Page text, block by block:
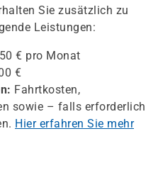
Sie zusätzlich zu
Leistungen:
€ pro Monat
€
Fahrtkosten,
sowie – falls erforderlich
Hier erfahren Sie mehr